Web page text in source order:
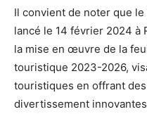
Il convient de noter que le
lancé le 14 février 2024 à
la mise en œuvre de la
touristique 2023-2026,
touristiques en offrant
divertissement